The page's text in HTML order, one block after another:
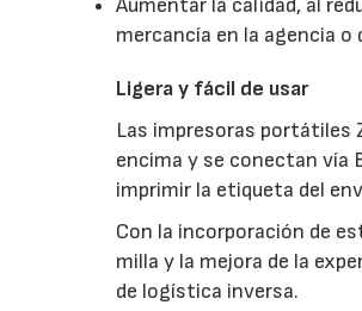
Aumentar la calidad, al
mercancía en la agencia
Ligera y fácil de usar
Las impresoras portátiles
encima y se conectan vía
imprimir la etiqueta del
Con la incorporación de
milla y la mejora de la
de logística inversa.